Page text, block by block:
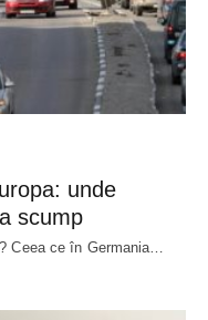
unde
scump
Ceea ce în Germania…